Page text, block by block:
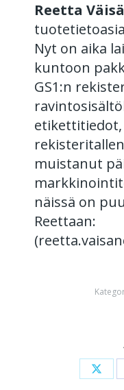
Reetta
Nyt on aika
kuntoon
GS1:n
etikettitiedot,
muistanut
näissä on
Reettaan: